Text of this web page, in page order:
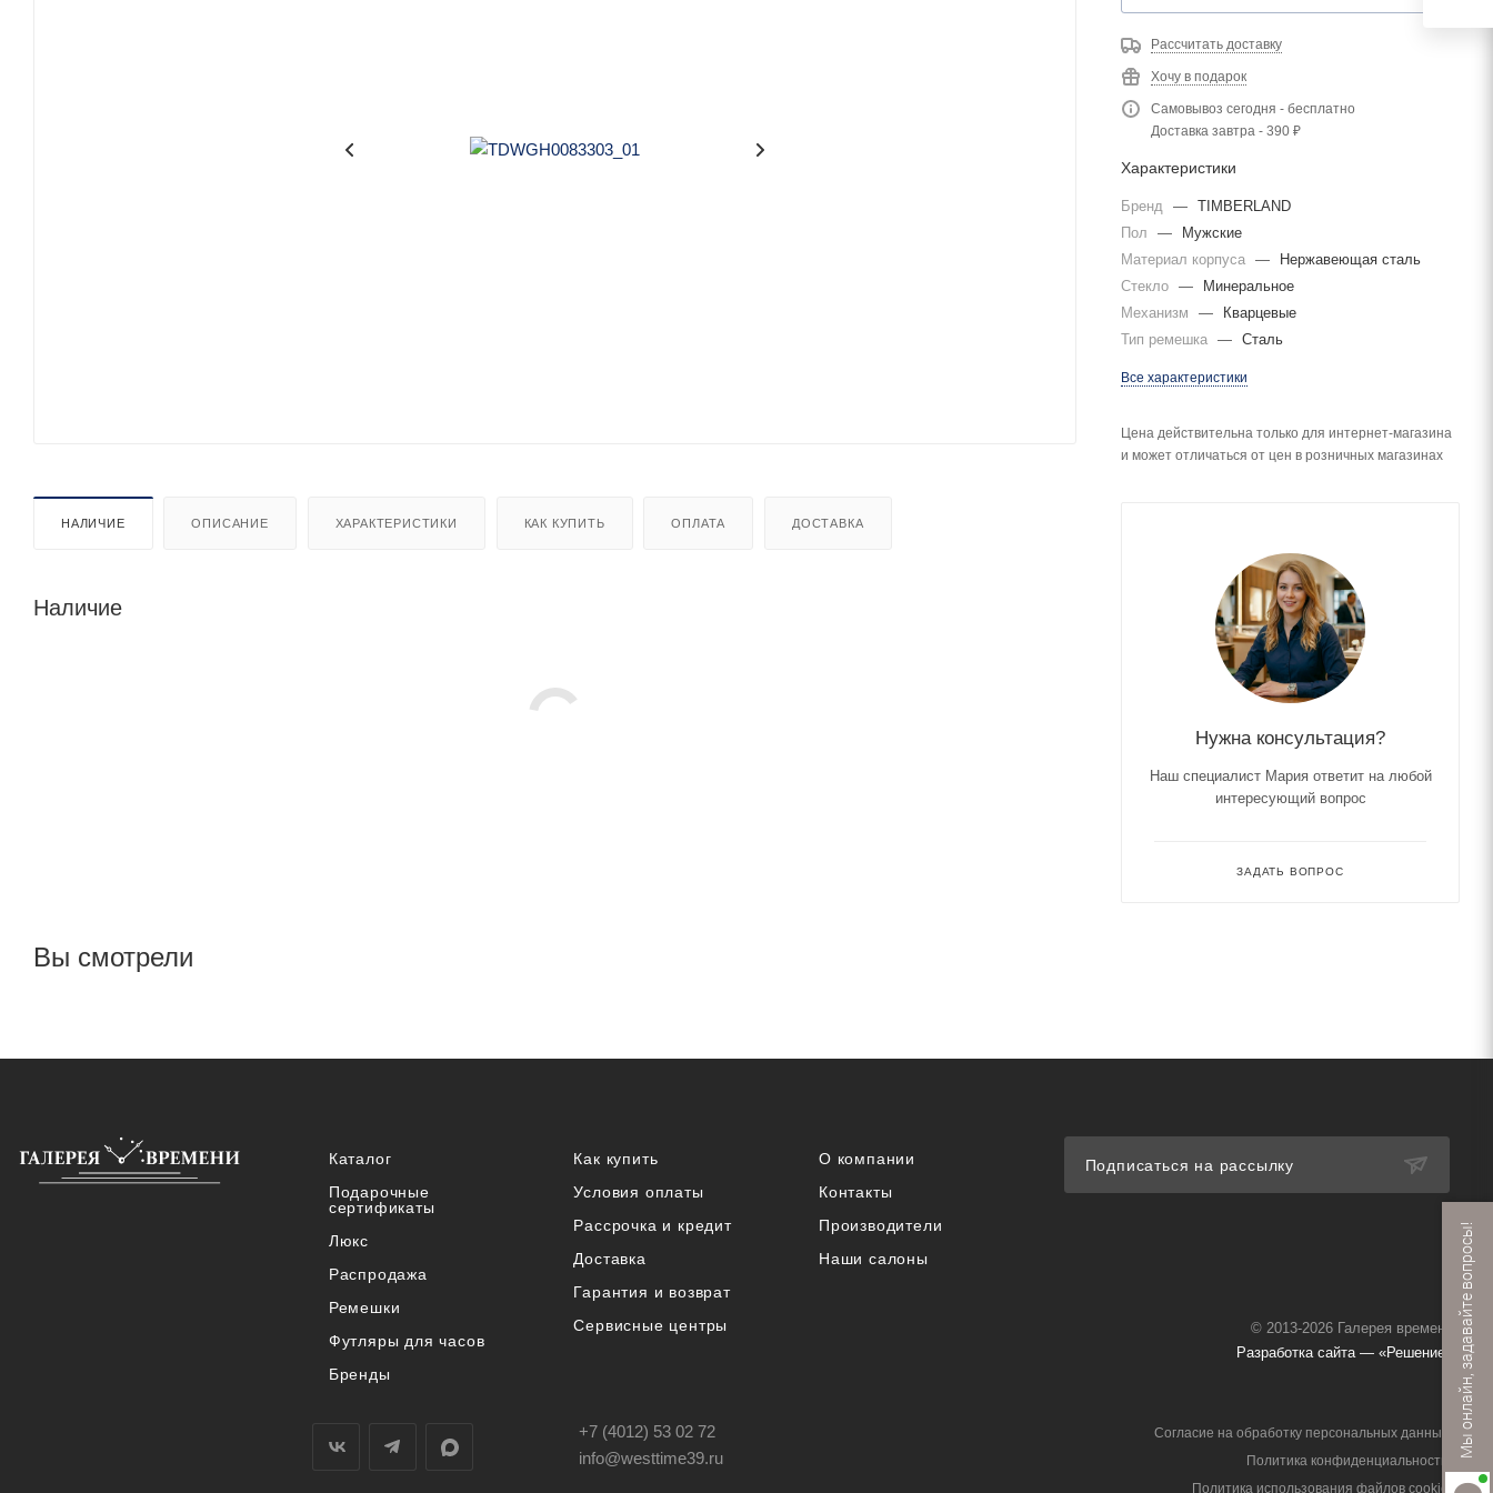
НАЛИЧИЕ ОПИСАНИЕ ХАРАКТЕРИСТИКИ КАК КУПИТЬ ОПЛАТА ДОСТАВКА
Наличие
Рассчитать доставку
Хочу в подарок
Самовывоз сегодня - бесплатно
Доставка завтра - 390 ₽
Характеристики
Бренд — TIMBERLAND
Пол
—
Мужские
Материал корпуса —
Нержавеющая сталь
Стекло —
Минеральное
Механизм
—
Кварцевые
Тип ремешка — Сталь
Все характеристики
Цена действительна только для интернет-магазина
и может отличаться от цен в розничных магазинах
Нужна консультация?
Наш специалист Мария ответит на любой
интересующий вопрос
ЗАДАТЬ ВОПРОС
Вы смотрели
Каталог
Подарочные
сертификаты
Люкс
Распродажа
Ремешки
Футляры для часов
Бренды
Как купить
Условия оплаты
Рассрочка и кредит
Доставка
Гарантия и возврат
Сервисные центры
О компании
Контакты
Производители
Наши салоны
Подписаться на рассылку
© 2013-2026 Галерея времени
Разработка сайта — «Решение»
+7 (4012) 53 02 72
info@westtime39.ru
Согласие на обработку персональных данных
Политика конфиденциальности
Политика использования файлов cookie
Мы онлайн, задавайте вопросы!